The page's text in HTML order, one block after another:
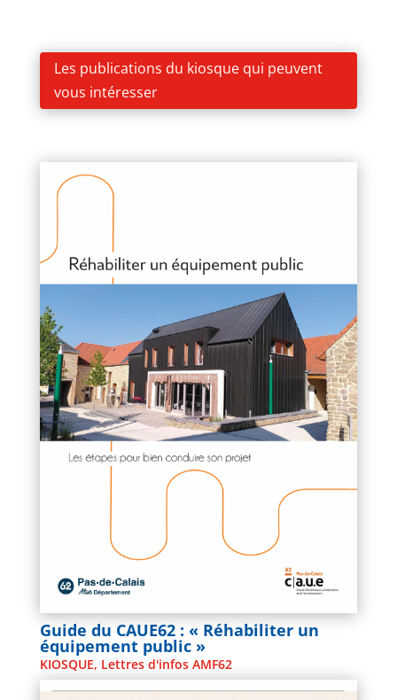
Les publications du kiosque qui peuvent
vous intéresser
Guide du CAUE62 : « Réhabiliter un
équipement public »
KIOSQUE, Lettres d'infos AMF62